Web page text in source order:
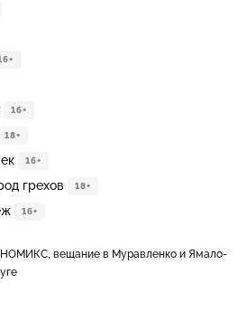
16+
18+
16+
грехов 18+
16+
вещание в Муравленко и Ямало-